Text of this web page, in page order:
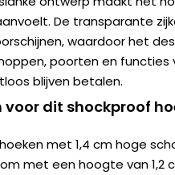
De transparante
waardoor het
poorten en
blijven betalen.
voor dit shockproof
met 1,4 cm hoge
met een hoogte van 1,2